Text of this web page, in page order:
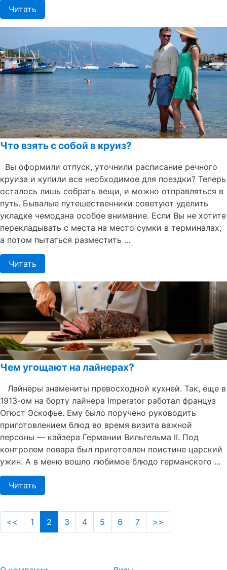
Читать
Что взять с собой в круиз?
Вы оформили отпуск, уточнили расписание речного
круиза и купили все необходимое для поездки? Теперь
осталось лишь собрать вещи, и можно отправляться в
путь. Бывалые путешественники советуют уделить
укладке чемодана особое внимание. Если Вы не хотите
перекладывать с места на место сумки в терминалах,
а потом пытаться разместить ...
Читать
Чем угощают на лайнерах?
Лайнеры знамениты превосходной кухней. Так, еще в
1913-ом на борту лайнера Imperator работал француз
Огюст Эскофье. Ему было поручено руководить
приготовлением блюд во время визита важной
персоны — кайзера Германии Вильгельма II. Под
контролем повара был приготовлен поистине царский
ужин. А в меню вошло любимое блюдо германского ...
Читать
<< 1 2 3 4 5 6 7 >>